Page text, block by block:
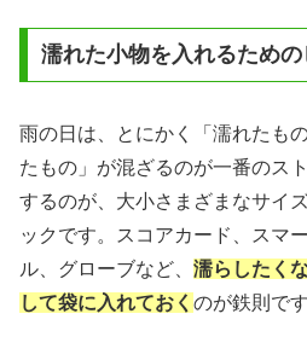
濡れた小物を入れるため
雨の日は、とにかく「濡れたも
たもの」が混ざるのが一番のス
するのが、大小さまざまなサイ
ックです。スコアカード、スマ
ル、グローブなど、 濡らしたく
して袋に入れておく のが鉄則です